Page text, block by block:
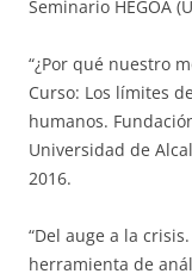
Seminario HEGOA
“¿Por qué nuestro
Curso: Los límites
humanos.
Universidad de
2016.
“Del auge a la
herramienta de